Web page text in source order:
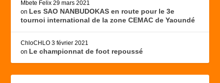
Mbete Felix 29 mars 2021
on Les SAO NANBUDOKAS en route pour le 3e
tournoi international de la zone CEMAC de Yaoundé
ChloCHLO 3 février 2021
on Le championnat de foot repoussé